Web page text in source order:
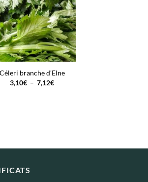
Céleri branche d’Elne
3,10€ – 7,12€Plage